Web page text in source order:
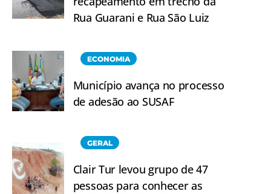
Rua Guarani e Rua São Luiz
ECONOMIA
Município avança no processo
de adesão ao SUSAF
GERAL
Clair Tur levou grupo de 47
pessoas para conhecer as